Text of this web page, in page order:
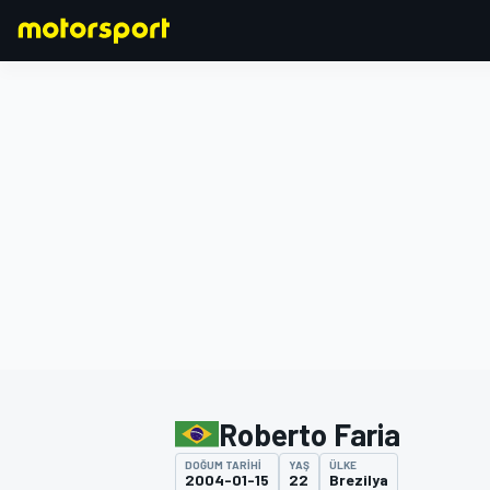
Roberto Faria
DOĞUM TARIHI
2004-01-15
YAŞ
22
ÜLKE
Brezilya